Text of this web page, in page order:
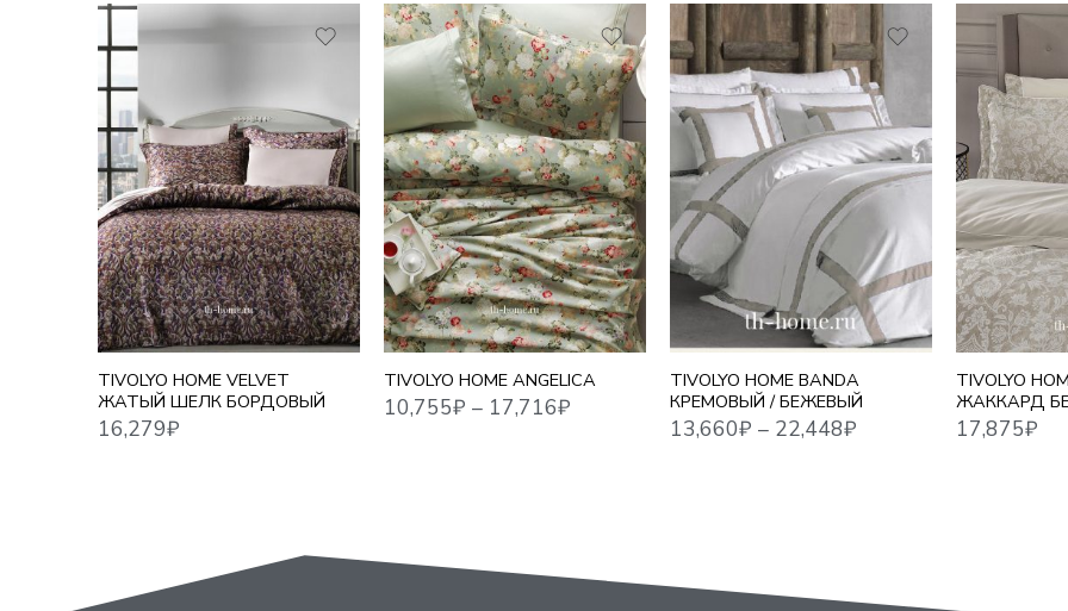
TIVOLYO HOME VELVET
ЖАТЫЙ ШЕЛК БОРДОВЫЙ
16,279₽
TIVOLYO HOME ANGELICA
10,755₽–17,716₽
1,5 СПАЛЬНЫЙ
ЕВРО СТАНДАРТ
ЕВРО MAXI
СЕМЕЙНЫЙ
TIVOLYO HOME BANDA
КРЕМОВЫЙ / БЕЖЕВЫЙ
13,660 –22,448₽
1,5 СПАЛЬНЫЙ
ЕВРО СТАНДАРТ
ЕВРО MAXI
СЕМЕЙНЫЙ
TIVOLYO
ЖАККАРД
17,875